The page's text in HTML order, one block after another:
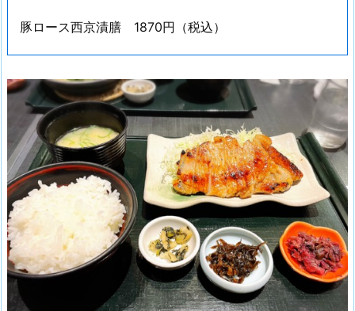
豚ロース西京漬膳 1870円（税込）